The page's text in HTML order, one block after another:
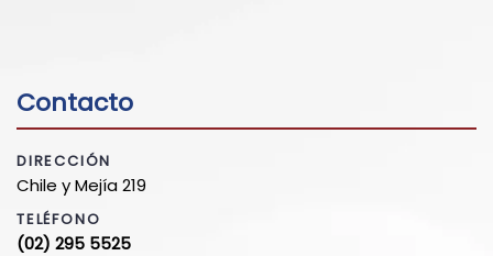
Contacto
DIRECCIÓN
Chile y Mejía 219
TELÉFONO
(02) 295 5525